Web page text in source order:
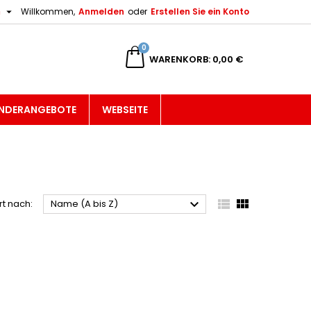
Willkommen, Anmelden oder Erstellen Sie ein Konto

WARENKORB
0
0,00 €
WEBSEITE
nach: Name (A bis Z)   